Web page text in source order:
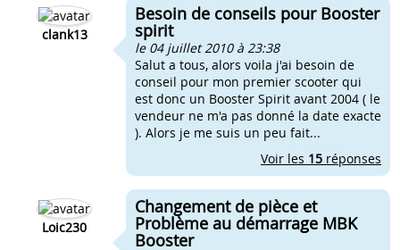
clank13
Besoin de conseils pour Booster
spirit
le 04 juillet 2010 à 23:38
Salut a tous, alors voila j'ai besoin de
conseil pour mon premier scooter qui
est donc un Booster Spirit avant 2004 ( le
vendeur ne m'a pas donné la date exacte
). Alors je me suis un peu fait...
Voir les 15 réponses
Loic230
Changement de pièce et
Problème au démarrage MBK
Booster